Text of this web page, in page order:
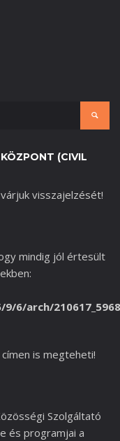
(CIVIL
visszajelzését!
mindig jól értesült
6/arch/
is megteheti!
Szolgáltató
és programjai a